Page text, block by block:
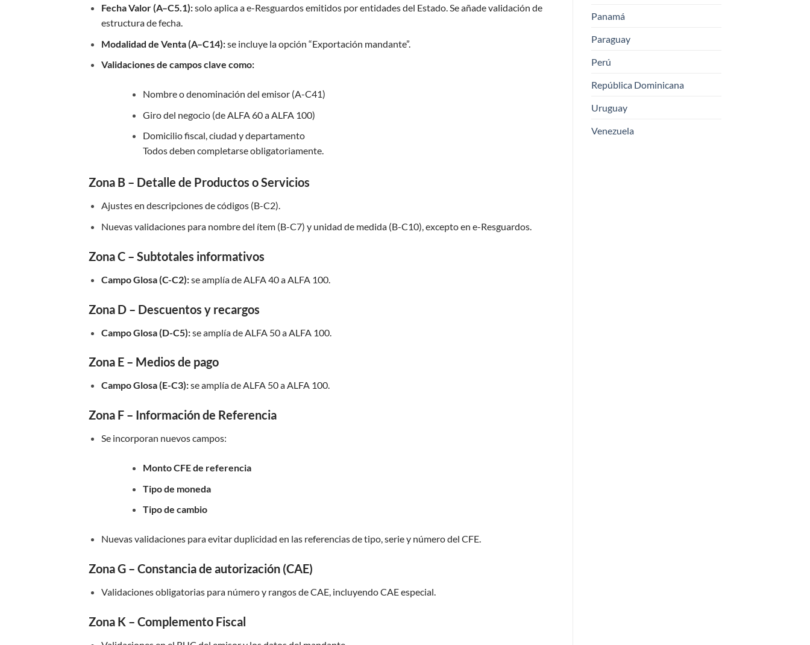
Fecha Valor (A–C5.1):solo aplica a e-Resguardos emitidos por entidades del Estado. Se añade validación de
estructura de fecha.
Modalidad de Venta (A–C14):se incluye la opción “Exportación mandante”.
Validaciones de campos clave como:
Nombre o denominación del emisor (A-C41)
Giro del negocio (de ALFA 60 a ALFA 100)
Domicilio fiscal, ciudad y departamento
Todos deben completarse obligatoriamente.
Zona B – Detalle de Productos o Servicios
Ajustes en descripciones de códigos (B-C2).
Nuevas validaciones para nombre del ítem (B-C7) y unidad de medida (B-C10), excepto en e-Resguardos.
Zona C – Subtotales informativos
Campo Glosa (C-C2):se amplía de ALFA 40 a ALFA 100.
Zona D – Descuentos y recargos
Campo Glosa (D-C5):se amplía de ALFA 50 a ALFA 100.
Zona E – Medios de pago
Campo Glosa (E-C3):se amplía de ALFA 50 a ALFA 100.
Zona F – Información de Referencia
Se incorporan nuevos campos:
Monto CFE de referencia
Tipo de moneda
Tipo de cambio
Nuevas validaciones para evitar duplicidad en las referencias de tipo, serie y número del CFE.
Zona G – Constancia de autorización (CAE)
Validaciones obligatorias para número y rangos de CAE, incluyendo CAE especial.
Zona K – Complemento Fiscal
Panamá
Paraguay
Perú
República Dominicana
Uruguay
Venezuela